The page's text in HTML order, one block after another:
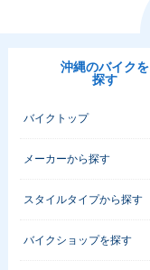
沖縄のバイクを
探す
バイクトップ
メーカーから探す
スタイルタイプから探す
バイクショップを探す